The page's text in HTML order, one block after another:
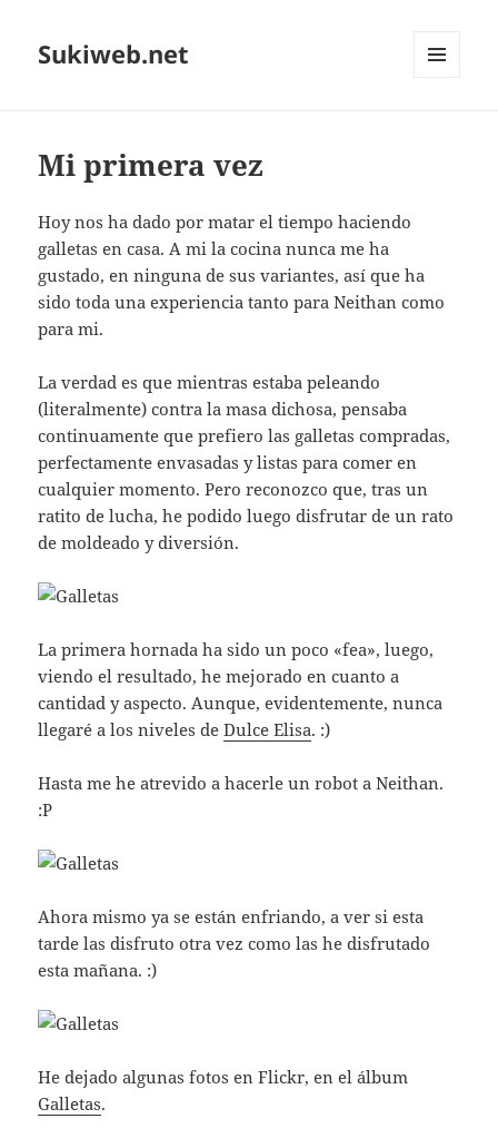
Sukiweb.net
Mi primera vez
Hoy nos ha dado por matar el tiempo haciendo
galletas en casa. A mi la cocina nunca me ha
gustado, en ninguna de sus variantes, así que ha
sido toda una experiencia tanto para Neithan como
para mi.
La verdad es que mientras estaba peleando
(literalmente) contra la masa dichosa, pensaba
continuamente que prefiero las galletas compradas,
perfectamente envasadas y listas para comer en
cualquier momento. Pero reconozco que, tras un
ratito de lucha, he podido luego disfrutar de un rato
de moldeado y diversión.
La primera hornada ha sido un poco «fea», luego,
viendo el resultado, he mejorado en cuanto a
cantidad y aspecto. Aunque, evidentemente, nunca
llegaré a los niveles deDulce Elisa. :)
Hasta me he atrevido a hacerle un robot a Neithan.
:P
Ahora mismo ya se están enfriando, a ver si esta
tarde las disfruto otra vez como las he disfrutado
esta mañana. :)
He dejado algunas fotos en Flickr, en el álbum
Galletas.